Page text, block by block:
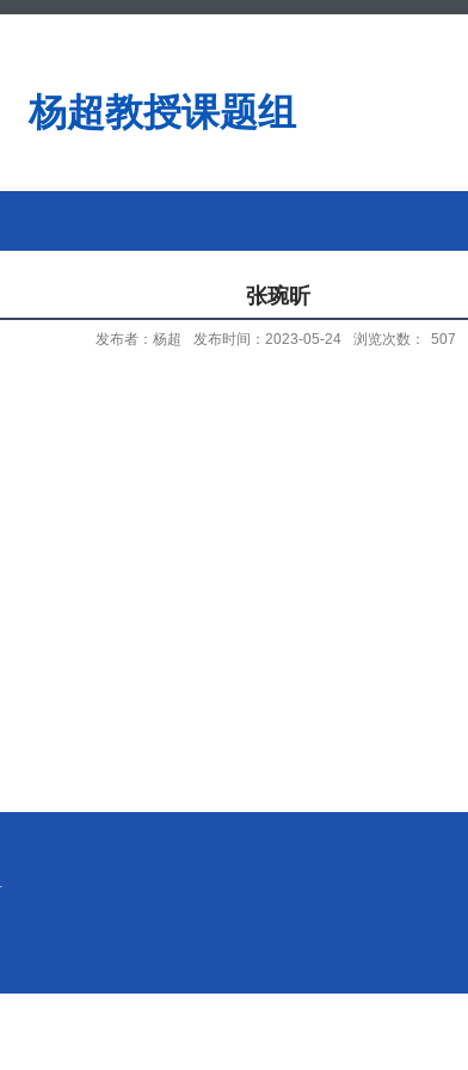
杨超教授课题组
张琬昕
发布者：杨超 发布时间：2023-05-24 浏览次数： 507